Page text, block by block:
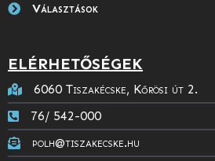
Választások
ELÉRHETŐSÉGEK
6060 Tiszakécske, Kőrösi út 2.
76/ 542-000
polh@tiszakecske.hu